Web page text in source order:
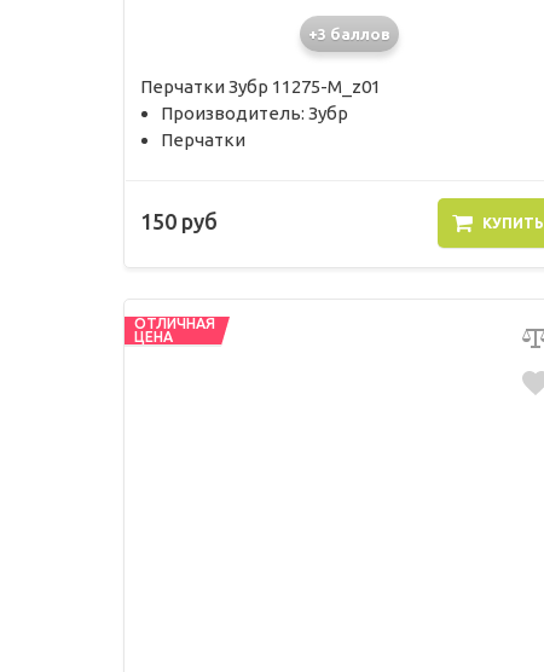
+3 баллов
Перчатки Зубр 11275-M_z01
Производитель: Зубр
Перчатки
150 руб КУПИТЬ
ОТЛИЧНАЯ
ЦЕНА